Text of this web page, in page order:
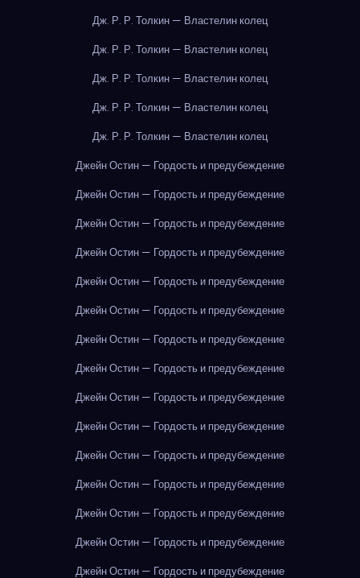
Дж. Р. Р. Толкин — Властелин колец
Дж. Р. Р. Толкин — Властелин колец
Дж. Р. Р. Толкин — Властелин колец
Дж. Р. Р. Толкин — Властелин колец
Дж. Р. Р. Толкин — Властелин колец
Джейн Остин — Гордость и предубеждение
Джейн Остин — Гордость и предубеждение
Джейн Остин — Гордость и предубеждение
Джейн Остин — Гордость и предубеждение
Джейн Остин — Гордость и предубеждение
Джейн Остин — Гордость и предубеждение
Джейн Остин — Гордость и предубеждение
Джейн Остин — Гордость и предубеждение
Джейн Остин — Гордость и предубеждение
Джейн Остин — Гордость и предубеждение
Джейн Остин — Гордость и предубеждение
Джейн Остин — Гордость и предубеждение
Джейн Остин — Гордость и предубеждение
Джейн Остин — Гордость и предубеждение
Джейн Остин — Гордость и предубеждение